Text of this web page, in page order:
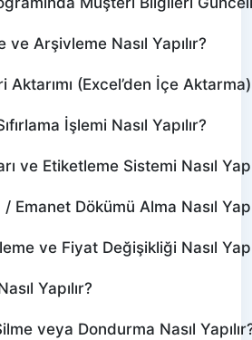
ve Arşivleme Nasıl Yapılır?
(Excel’den İçe Aktarma)
İşlemi Nasıl Yapılır?
ve Etiketleme Sistemi Nasıl
Emanet Dökümü Alma Nasıl
ve Fiyat Değişikliği Nasıl
Yapılır?
veya Dondurma Nasıl